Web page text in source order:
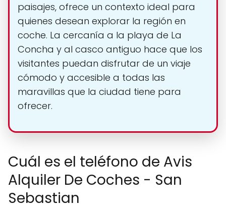
paisajes, ofrece un contexto ideal para
quienes desean explorar la región en
coche. La cercanía a la playa de La
Concha y al casco antiguo hace que los
visitantes puedan disfrutar de un viaje
cómodo y accesible a todas las
maravillas que la ciudad tiene para
ofrecer.
Cuál es el teléfono de Avis
Alquiler De Coches - San
Sebastian